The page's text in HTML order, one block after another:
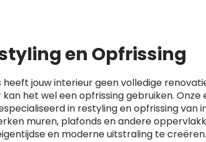
en Opfrissing
heeft jouw interieur geen volledige
kan het wel een opfrissing gebruiken. Onze
in restyling en opfrissing van
muren, plafonds en andere
en moderne uitstraling te